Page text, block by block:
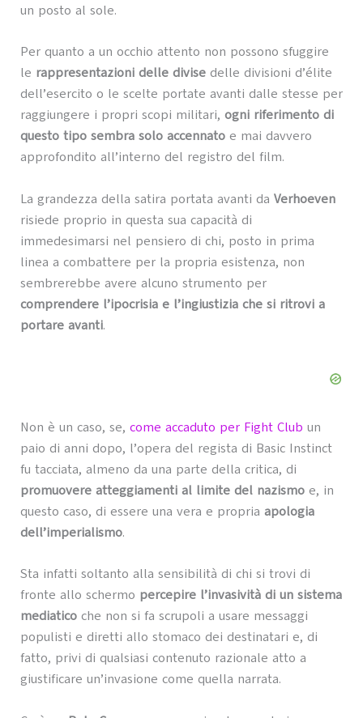
un posto al sole.
Per quanto a un occhio attento non possono sfuggire
le rappresentazioni delle divise delle divisioni d’élite
dell’esercito o le scelte portate avanti dalle stesse per
raggiungere i propri scopi militari, ogni riferimento di
questo tipo sembra solo accennatoe mai davvero
approfondito all’interno del registro del film.
La grandezza della satira portata avanti da Verhoeven
risiede proprio in questa sua capacità di
immedesimarsi nel pensiero di chi, posto in prima
linea a combattere per la propria esistenza, non
sembrerebbe avere alcuno strumento per
comprendere l’ipocrisia e l’ingiustizia che si ritrovi a
portare avanti.
Non è un caso, se, come accaduto per Fight Club un
paio di anni dopo, l’opera del regista di Basic Instinct
fu tacciata, almeno da una parte della critica, di
promuovere atteggiamenti al limite del nazismo e, in
questo caso, di essere una vera e propria apologia
dell’imperialismo.
Sta infatti soltanto alla sensibilità di chi si trovi di
fronte allo schermo percepire l’invasività di un sistema
mediaticoche non si fa scrupoli a usare messaggi
populisti e diretti allo stomaco dei destinatari e, di
fatto, privi di qualsiasi contenuto razionale atto a
giustificare un’invasione come quella narrata.